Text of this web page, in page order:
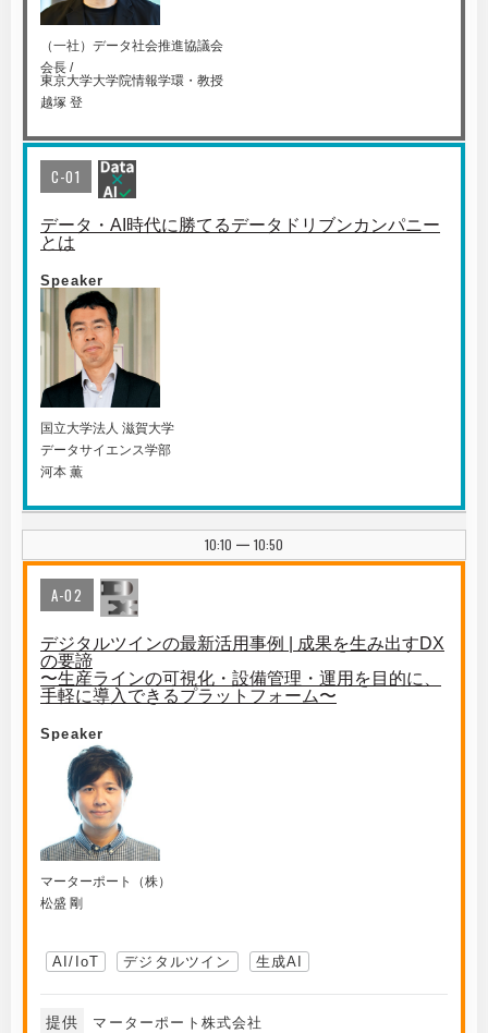
（一社）データ社会推進協議会
会長 /
東京大学大学院情報学環・教授
越塚 登
C-01
データ・AI時代に勝てるデータドリブンカンパニー
とは
Speaker
国⽴⼤学法⼈ 滋賀⼤学
データサイエンス学部
河本 薫
10:10 | 10:50
A-02
デジタルツインの最新活用事例 | 成果を生み出すDX
の要諦
〜生産ラインの可視化・設備管理・運用を目的に、
手軽に導入できるプラットフォーム〜
Speaker
マーターポート（株）
松盛 剛
AI/IoT デジタルツイン 生成AI
提供 マーターポート株式会社